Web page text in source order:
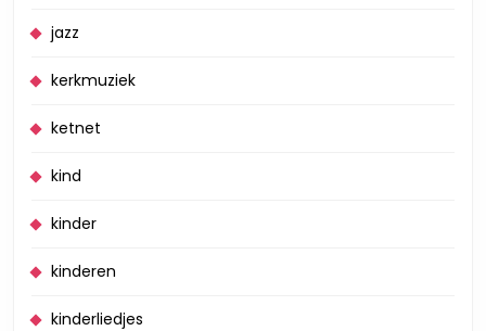
jazz
kerkmuziek
ketnet
kind
kinder
kinderen
kinderliedjes